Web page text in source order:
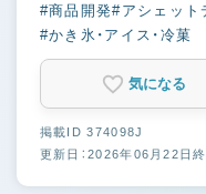
#商品開発#アシェット
#かき氷・アイス・冷菓
気になる
掲載ID 374098J
更新日：2026年06月22日